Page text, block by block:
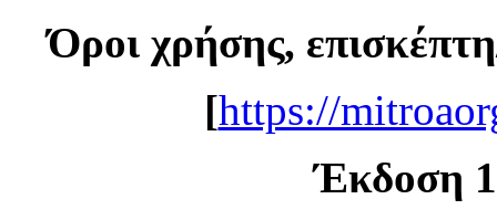
Όροι χρήσης,
[https://
Έκδοση